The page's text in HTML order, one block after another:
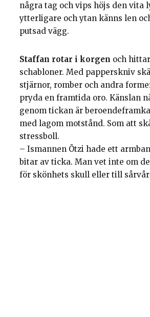
några tag och vips höjs den vita
ytterligare och ytan känns len
putsad vägg.
Staffan rotar i korgen och
schabloner. Med papperskniv
stjärnor, romber och andra
pryda en framtida oro. Känslan
genom tickan är
med lagom motstånd. Som att
stressboll.
– Ismannen Ötzi hade ett
bitar av ticka. Man vet inte om
för skönhets skull eller till